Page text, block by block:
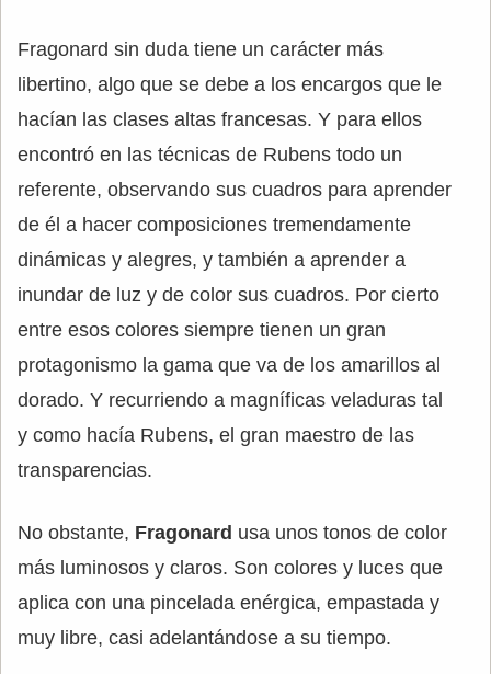
Fragonard sin duda tiene un carácter más
libertino, algo que se debe a los encargos que le
hacían las clases altas francesas. Y para ellos
encontró en las técnicas de Rubens todo un
referente, observando sus cuadros para aprender
de él a hacer composiciones tremendamente
dinámicas y alegres, y también a aprender a
inundar de luz y de color sus cuadros. Por cierto
entre esos colores siempre tienen un gran
protagonismo la gama que va de los amarillos al
dorado. Y recurriendo a magníficas veladuras tal
y como hacía Rubens, el gran maestro de las
transparencias.
No obstante, Fragonard usa unos tonos de color
más luminosos y claros. Son colores y luces que
aplica con una pincelada enérgica, empastada y
muy libre, casi adelantándose a su tiempo.